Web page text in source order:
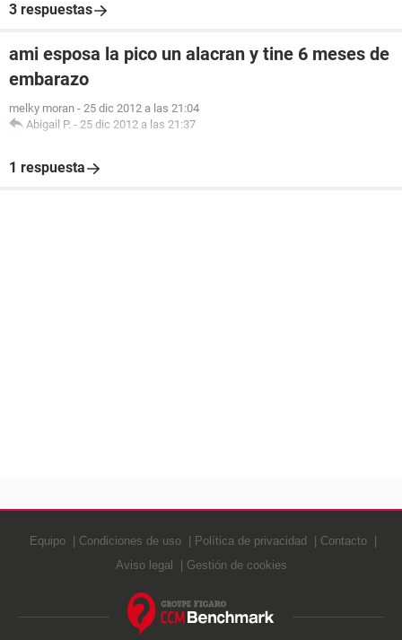
3 respuestas
ami esposa la pico un alacran y tine 6 meses de
embarazo
melky moran - 25 dic 2012 a las 21:04
Abigail P. - 25 dic 2012 a las 21:37
1 respuesta
Equipo Condiciones de uso Política de privacidad
Contacto
Aviso legal
Gestión de cookies